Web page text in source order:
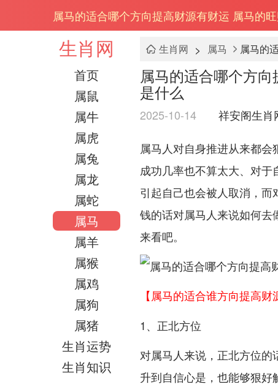
属马的适合哪个方向提高财源有财运 属马的
生肖网
首页
属鼠
属牛
属虎
属兔
属龙
属蛇
属马
属羊
属猴
属鸡
属狗
属猪
生肖运势
生肖知识
生肖网 > 属马 属马的
属马的适合哪个方
是什么
2025-10-14 祥安阁生肖
属马人对自身推进从来都
成功几率也不算太大、对
引起自己也会被人取消，
钱的话对属马人来说如何去
来看吧。
【属马的适合谁方向提高财
1、正北方位
对属马人来说，正北方位
升到自信心是，也能够狠